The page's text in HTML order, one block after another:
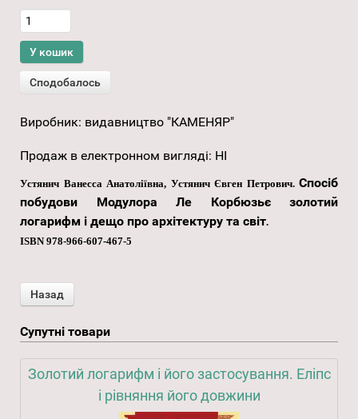
Виробник: видавництво "КАМЕНЯР"
Продаж в електронном вигляді: НІ
Устянич Ванесса Анатоліївна, Устянич Євген Петрович. Спосіб
побудови Модулора Ле Корбюзьє золотий
логарифм і дещо про архітектуру та світ.
ISBN 978-966-607-467-5
Супутні товари
Золотий логарифм і його застосування. Еліпс
і рівняння його довжини